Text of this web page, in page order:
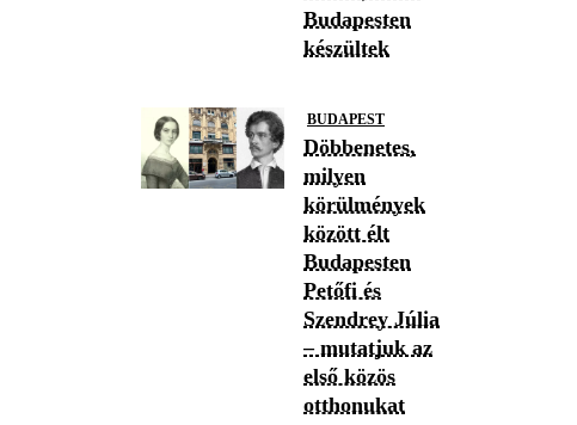
Budapesten
készültek
BUDAPEST
Döbbenetes,
milyen
körülmények
között élt
Budapesten
Petőfi és
Szendrey Júlia
– mutatjuk az
első közös
otthonukat